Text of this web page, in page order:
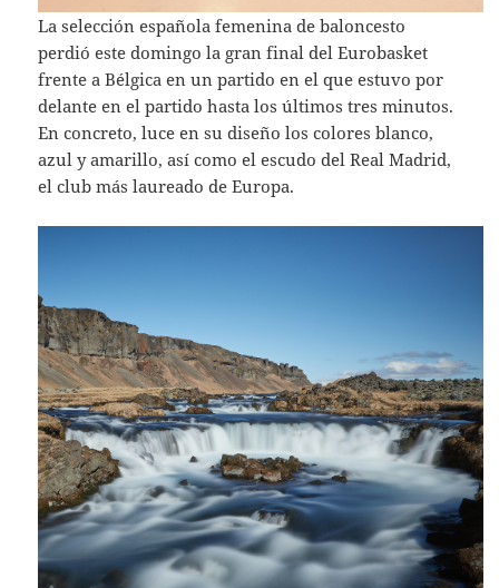
La selección española femenina de baloncesto
perdió este domingo la gran final del Eurobasket
frente a Bélgica en un partido en el que estuvo por
delante en el partido hasta los últimos tres minutos.
En concreto, luce en su diseño los colores blanco,
azul y amarillo, así como el escudo del Real Madrid,
el club más laureado de Europa.